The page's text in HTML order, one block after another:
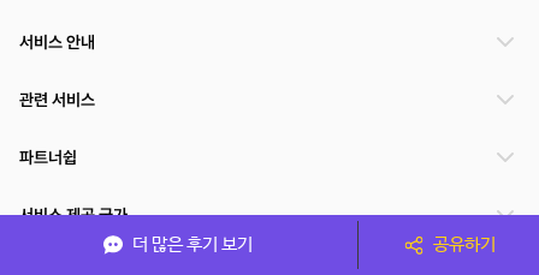
더 많은 후기 보기 공유하기
서비스 안내
관련 서비스
파트너쉽
서비스 제공 국가